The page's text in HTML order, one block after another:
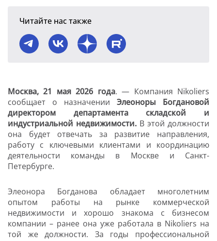
Читайте нас также
Москва, 21 мая 2026 года. — Компания Nikoliers
сообщает о назначении Элеоноры Богдановой
директором департамента складской и
индустриальной недвижимости. В этой должности
она будет отвечать за развитие направления,
работу с ключевыми клиентами и координацию
деятельности команды в Москве и Санкт-
Петербурге.
Элеонора Богданова обладает многолетним
опытом работы на рынке коммерческой
недвижимости и хорошо знакома с бизнесом
компании – ранее она уже работала в Nikoliers на
той же должности. За годы профессиональной